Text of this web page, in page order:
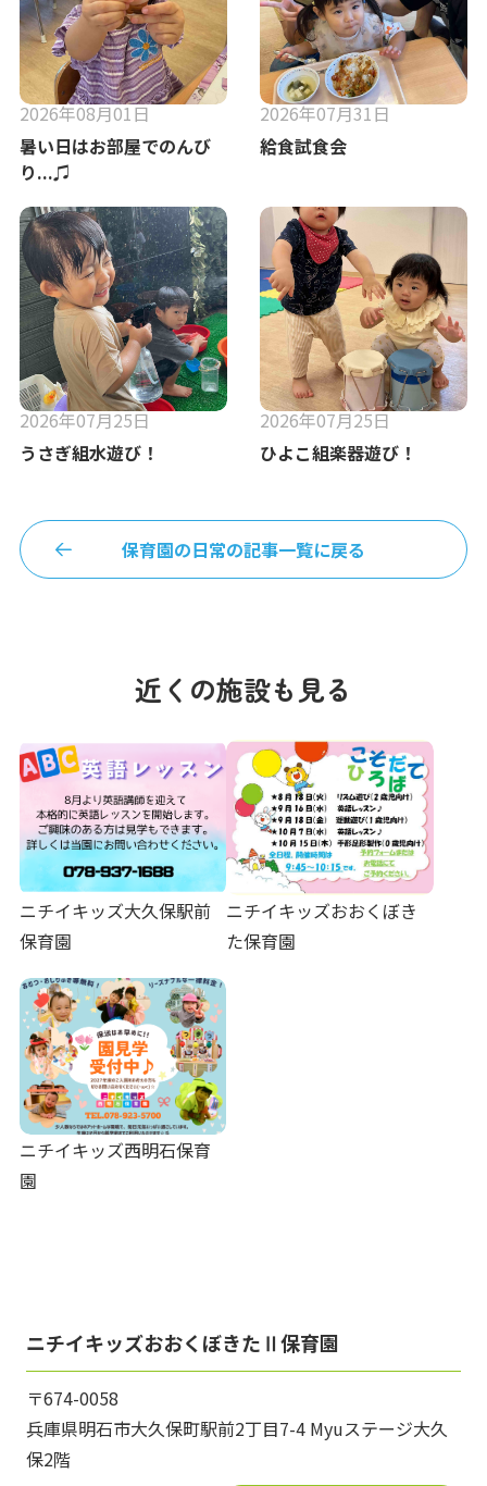
2026年08月01日
暑い日はお部屋でのんび
り...♫
2026年07月31日
給食試食会
2026年07月25日
うさぎ組水遊び！
2026年07月25日
ひよこ組楽器遊び！
保育園の日常の記事一覧に戻る
近くの施設も見る
ニチイキッズ大久保駅前
保育園
ニチイキッズおおくぼき
た保育園
ニチイキッズ西明石保育
園
ニチイキッズおおくぼきたⅡ保育園
〒674-0058
兵庫県明石市大久保町駅前2丁目7-4 Myuステージ大久
保2階